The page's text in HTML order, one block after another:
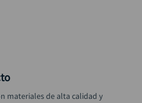
materiales de alta calidad y